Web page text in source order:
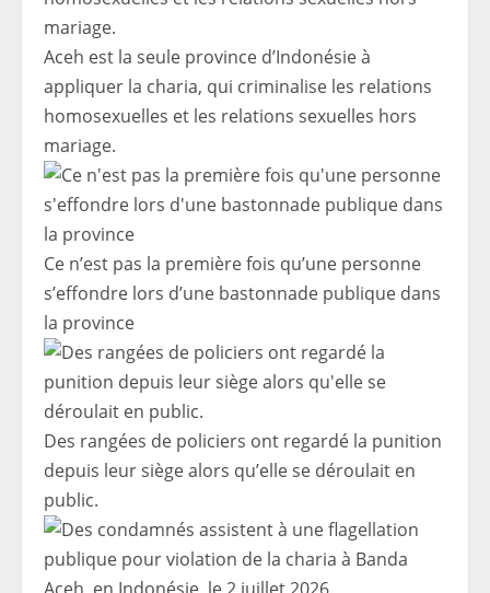
Aceh est la seule province d’Indonésie à
appliquer la charia, qui criminalise les relations
homosexuelles et les relations sexuelles hors
mariage.
Ce n’est pas la première fois qu’une personne
s’effondre lors d’une bastonnade publique dans
la province
Des rangées de policiers ont regardé la punition
depuis leur siège alors qu’elle se déroulait en
public.